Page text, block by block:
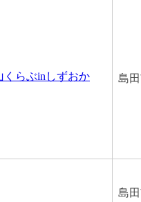
くらぶinしずおか 島
島